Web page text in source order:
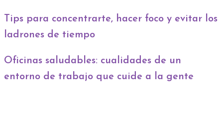
Tips para concentrarte, hacer foco y evitar los
ladrones de tiempo
Oficinas saludables: cualidades de un
entorno de trabajo que cuide a la gente